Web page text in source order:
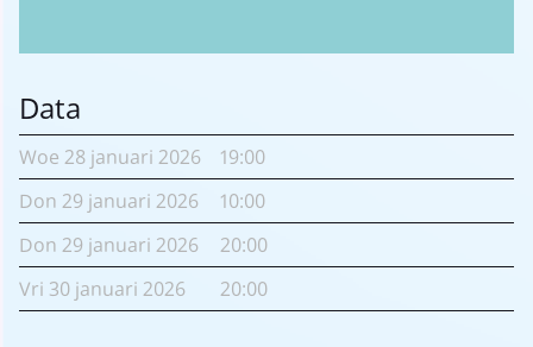
Data
Woe 28 januari 2026
19:00
Don 29 januari 2026
10:00
Don 29 januari 2026
20:00
Vri 30 januari 2026 20:00